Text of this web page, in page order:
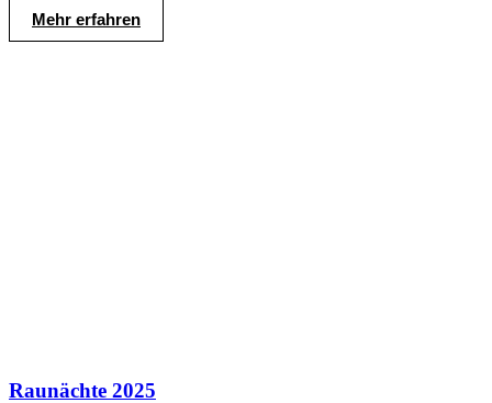
Mehr erfahren
Raunächte 2025